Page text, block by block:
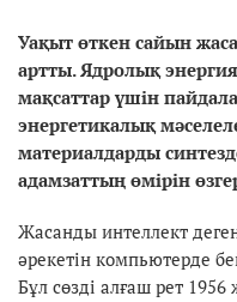
Уақыт өткен сайын
артты. Ядролық
мақсаттар үшін
энергетикалық
материалдарды
адамзаттың өмірін
Жасанды интеллект
әрекетін компьютерде
Бұл сөзді алғаш рет